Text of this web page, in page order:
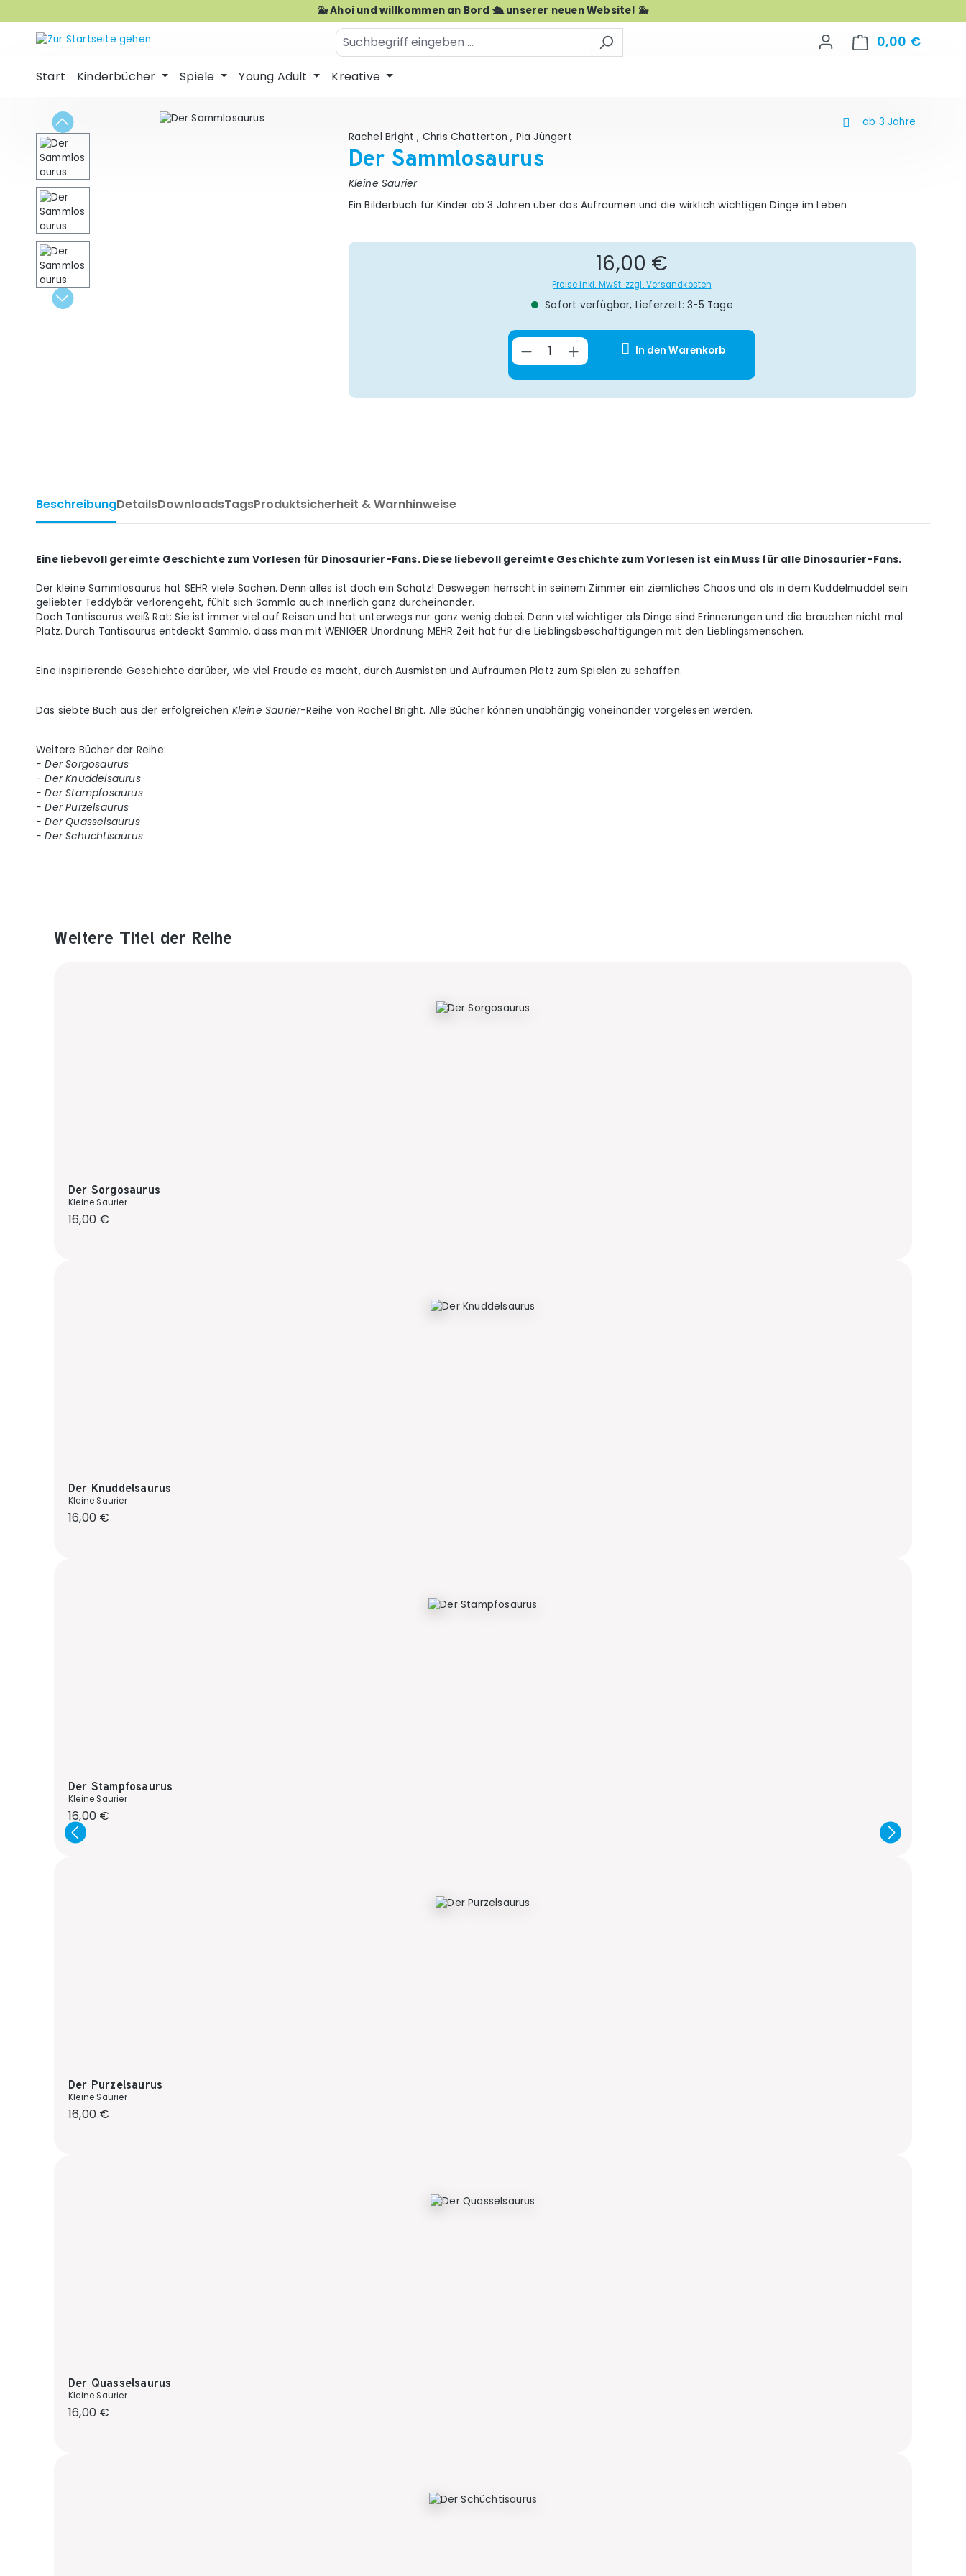
🐳 Ahoi und willkommen an Bord 🛳️ unserer neuen Website! 🐳
0,00 €
Start Kinderbücher Spiele Young Adult Kreative
Bildergalerie überspringen
ab 3 Jahre
Rachel Bright, Chris Chatterton, Pia Jüngert
Der Sammlosaurus
Kleine Saurier
Ein Bilderbuch für Kinder ab 3 Jahren über das Aufräumen und die wirklich wichtigen Dinge im Leben
Regulärer Preis:
16,00 €
Preise inkl. MwSt. zzgl. Versandkosten
Sofort verfügbar, Lieferzeit: 3-5 Tage
Produkt Anzahl: Gib den gewünschten Wert ein
In den Warenkorb
BeschreibungDetailsDownloadsTagsProduktsicherheit & Warnhinweise
Eine liebevoll gereimte Geschichte zum Vorlesen für Dinosaurier-Fans. Diese liebevoll gereimte Geschichte zum Vorlesen ist ein Muss für alle Dinosaurier-Fans.
Der kleine Sammlosaurus hat SEHR viele Sachen. Denn alles ist doch ein Schatz! Deswegen herrscht in seinem Zimmer ein ziemliches Chaos und als in dem Kuddelmuddel sein
geliebter Teddybär verlorengeht, fühlt sich Sammlo auch innerlich ganz durcheinander.
Doch Tantisaurus weiß Rat: Sie ist immer viel auf Reisen und hat unterwegs nur ganz wenig dabei. Denn viel wichtiger als Dinge sind Erinnerungen und die brauchen nicht mal
Platz. Durch Tantisaurus entdeckt Sammlo, dass man mit WENIGER Unordnung MEHR Zeit hat für die Lieblingsbeschäftigungen mit den Lieblingsmenschen.
Eine inspirierende Geschichte darüber, wie viel Freude es macht, durch Ausmisten und Aufräumen Platz zum Spielen zu schaffen.
Das siebte Buch aus der erfolgreichen Kleine Saurier-Reihe von Rachel Bright. Alle Bücher können unabhängig voneinander vorgelesen werden.
Weitere Bücher der Reihe:
- Der Sorgosaurus
- Der Knuddelsaurus
- Der Stampfosaurus
- Der Purzelsaurus
- Der Quasselsaurus
- Der Schüchtisaurus
Produktgalerie überspringen
Weitere Titel der Reihe
Der Sorgosaurus
Kleine Saurier
Regulärer Preis:
16,00 €
Der Knuddelsaurus
Kleine Saurier
Regulärer Preis:
16,00 €
Der Stampfosaurus
Kleine Saurier
Regulärer Preis:
16,00 €
Der Purzelsaurus
Kleine Saurier
Regulärer Preis:
16,00 €
Der Quasselsaurus
Kleine Saurier
Regulärer Preis:
16,00 €